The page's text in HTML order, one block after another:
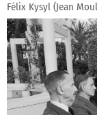
Félix Kysyl (Jean